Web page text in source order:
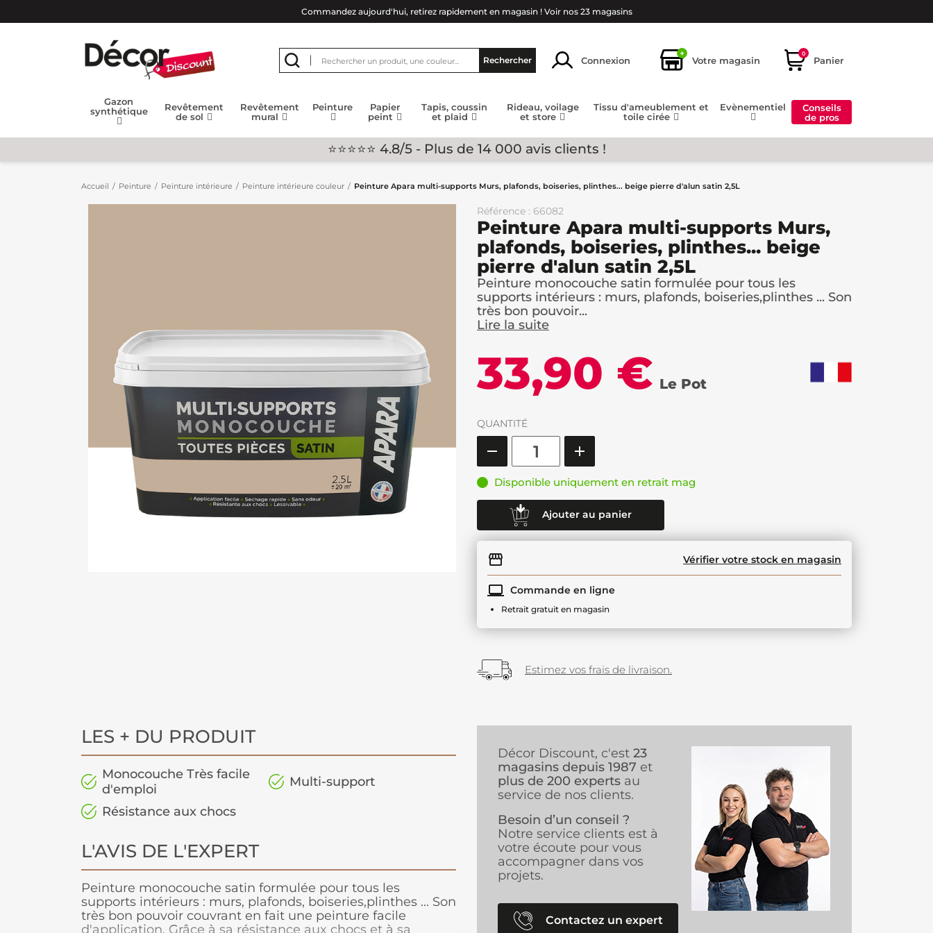
Commandez aujourd'hui, retirez rapidement en magasin ! Voir nos 23 magasins
Rechercher Connexion
+
Votre magasin
0
Panier
Gazon
synthétique
Revêtement
de sol
Revêtement
mural
Peinture
Papier
peint
Tapis, coussin
et plaid
Rideau, voilage
et store
Tissu d'ameublement et
toile cirée
Evènementiel
Conseils
de pros
⭐⭐⭐⭐⭐ 4.8/5 - Plus de 14 000 avis clients !
Accueil Peinture Peinture intérieure Peinture intérieure couleur Peinture Apara multi-supports Murs, plafonds, boiseries, plinthes... beige pierre d'alun satin 2,5L
Référence : 66082
Peinture Apara multi-supports Murs,
plafonds, boiseries, plinthes... beige
pierre d'alun satin 2,5L
Peinture monocouche satin formulée pour tous les
supports intérieurs : murs, plafonds, boiseries,plinthes ... Son
très bon pouvoir...
Lire la suite
33,90 € Le Pot
QUANTITÉ
Disponible uniquement en retrait mag
Ajouter au panier
Vérifier votre stock en magasin
Commande en ligne
Retrait gratuit en magasin
Estimez vos frais de livraison.
LES + DU PRODUIT
Monocouche Très facile
d'emploi
Multi-support
Résistance aux chocs
L'AVIS DE L'EXPERT
Peinture monocouche satin formulée pour tous les
supports intérieurs : murs, plafonds, boiseries,plinthes ... Son
très bon pouvoir couvrant en fait une peinture facile
d'application. Grâce à sa résistance aux chocs et à sa
Décor Discount, c'est 23
magasins depuis 1987 et
plus de 200 experts au
service de nos clients.
Besoin d’un conseil ?
Notre service clients est à
votre écoute pour vous
accompagner dans vos
projets.
Contactez un expert